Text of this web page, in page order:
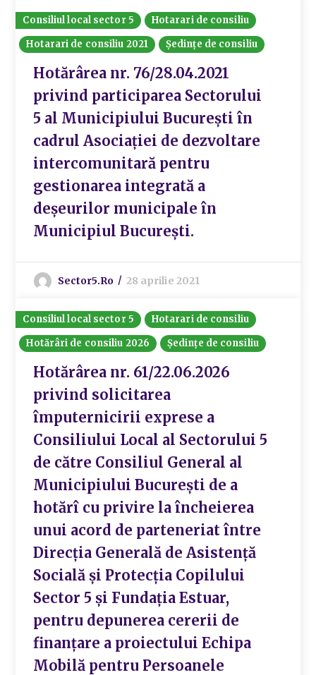
Consiliul local sector 5
Hotarari de consiliu
Hotarari de consiliu 2021
Ședințe de consiliu
Hotărârea nr. 76/28.04.2021
privind participarea Sectorului
5 al Municipiului București în
cadrul Asociației de dezvoltare
intercomunitară pentru
gestionarea integrată a
deșeurilor municipale în
Municipiul București.
Sector5.ro 28 aprilie 2021
Consiliul local sector 5
Hotarari de consiliu
Hotărâri de consiliu 2026
Ședințe de consiliu
Hotărârea nr. 61/22.06.2026
privind solicitarea
împuternicirii exprese a
Consiliului Local al Sectorului 5
de către Consiliul General al
Municipiului București de a
hotărî cu privire la încheierea
unui acord de parteneriat între
Direcția Generală de Asistență
Socială și Protecția Copilului
Sector 5 și Fundația Estuar,
pentru depunerea cererii de
finanțare a proiectului Echipa
Mobilă pentru Persoanele